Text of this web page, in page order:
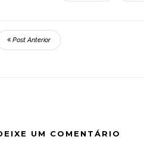
Post Anterior
UM COMENTÁRIO